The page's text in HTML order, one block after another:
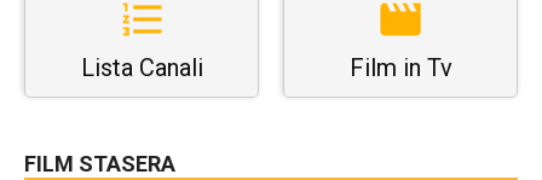
Lista Canali Film in Tv
FILM STASERA